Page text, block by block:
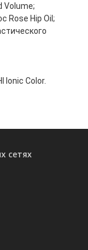
Volume;
Rose Hip Oil;
Ionic Color.
сетях